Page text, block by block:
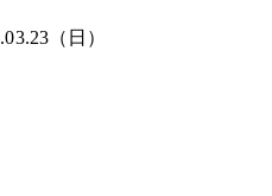
（日）